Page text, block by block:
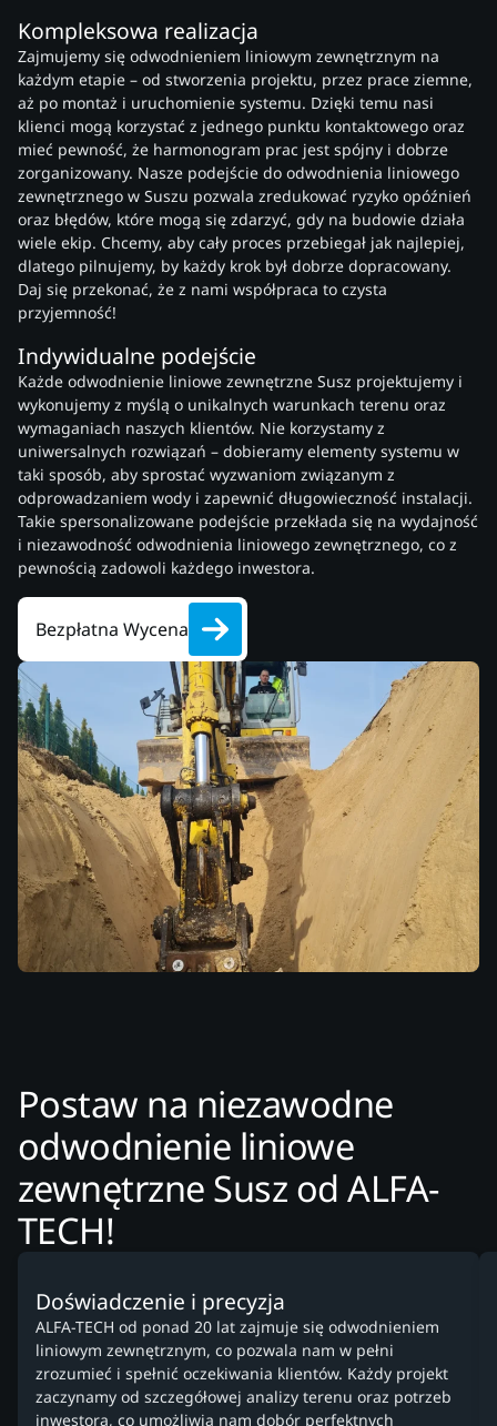
Kompleksowa realizacja
Zajmujemy się odwodnieniem liniowym zewnętrznym na
każdym etapie – od stworzenia projektu, przez prace ziemne,
aż po montaż i uruchomienie systemu. Dzięki temu nasi
klienci mogą korzystać z jednego punktu kontaktowego oraz
mieć pewność, że harmonogram prac jest spójny i dobrze
zorganizowany. Nasze podejście do odwodnienia liniowego
zewnętrznego w Suszu pozwala zredukować ryzyko opóźnień
oraz błędów, które mogą się zdarzyć, gdy na budowie działa
wiele ekip. Chcemy, aby cały proces przebiegał jak najlepiej,
dlatego pilnujemy, by każdy krok był dobrze dopracowany.
Daj się przekonać, że z nami współpraca to czysta
przyjemność!
Indywidualne podejście
Każde odwodnienie liniowe zewnętrzne Susz projektujemy i
wykonujemy z myślą o unikalnych warunkach terenu oraz
wymaganiach naszych klientów. Nie korzystamy z
uniwersalnych rozwiązań – dobieramy elementy systemu w
taki sposób, aby sprostać wyzwaniom związanym z
odprowadzaniem wody i zapewnić długowieczność instalacji.
Takie spersonalizowane podejście przekłada się na wydajność
i niezawodność odwodnienia liniowego zewnętrznego, co z
pewnością zadowoli każdego inwestora.
Bezpłatna Wycena
Postaw na niezawodne
odwodnienie liniowe
zewnętrzne Susz od ALFA-
TECH!
Doświadczenie i precyzja
ALFA-TECH od ponad 20 lat zajmuje się odwodnieniem
liniowym zewnętrznym, co pozwala nam w pełni
zrozumieć i spełnić oczekiwania klientów. Każdy projekt
zaczynamy od szczegółowej analizy terenu oraz potrzeb
inwestora, co umożliwia nam dobór perfektnych